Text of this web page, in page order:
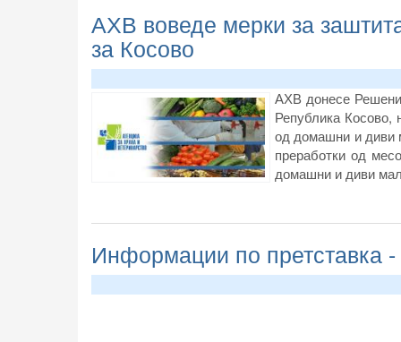
АХВ воведе мерки за
за Косово
АХВ донесе
Република Косово,
од домашни и диви
преработки од
домашни и диви
Информации по претставка